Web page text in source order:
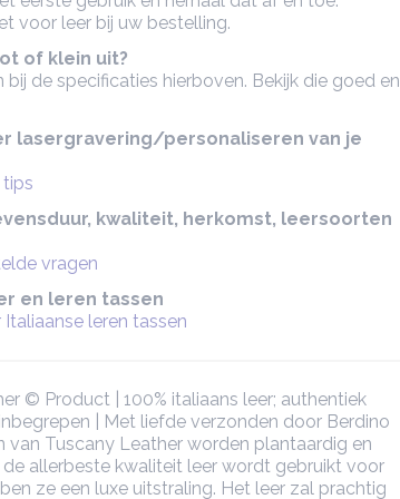
voor leer bij uw bestelling.
of klein uit?
bij de specificaties hierboven. Bekijk die goed en
lasergravering/personaliseren van je
tips
kwaliteit, herkomst, leersoorten
vragen
en leren tassen
leren tassen
© Product | 100% italiaans leer; authentiek
| Met liefde verzonden door Berdino
van Tuscany Leather worden plantaardig en
allerbeste kwaliteit leer wordt gebruikt voor
ze een luxe uitstraling. Het leer zal prachtig